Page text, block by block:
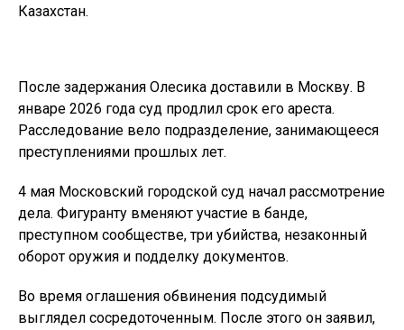
Казахстан.
После задержания Олесика доставили в Москву. В
январе 2026 года суд продлил срок его ареста.
Расследование вело подразделение, занимающееся
преступлениями прошлых лет.
4 мая Московский городской суд начал рассмотрение
дела. Фигуранту вменяют участие в банде,
преступном сообществе, три убийства, незаконный
оборот оружия и подделку документов.
Во время оглашения обвинения подсудимый
выглядел сосредоточенным. После этого он заявил,